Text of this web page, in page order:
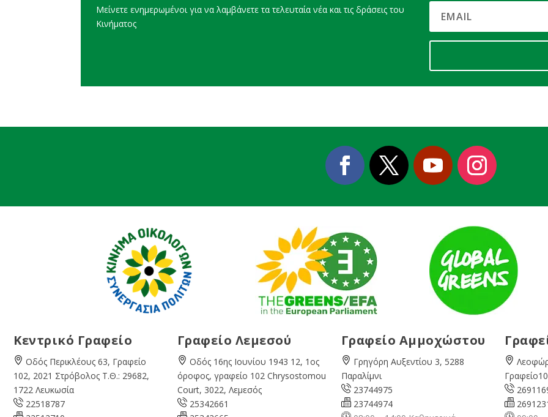
Μείνετε ενημερωμένοι για να λαμβάνετε τα τελευταία νέα και τις δράσεις του
Κινήματος
Κεντρικό Γραφείο
Οδός Περικλέους 63, Γραφείο
102, 2021 Στρόβολος Τ.Θ.: 29682,
1722 Λευκωσία
22518787
Γραφείο Λεμεσού
Οδός 16ης Ιουνίου 1943 12, 1ος
όροφος, γραφείο 102 Chrysostomou
Court, 3022, Λεμεσός
25342661
Γραφείο Αμμοχώστου
Γρηγόρη Αυξεντίου 3, 5288
Παραλίμνι
23744975
23744974